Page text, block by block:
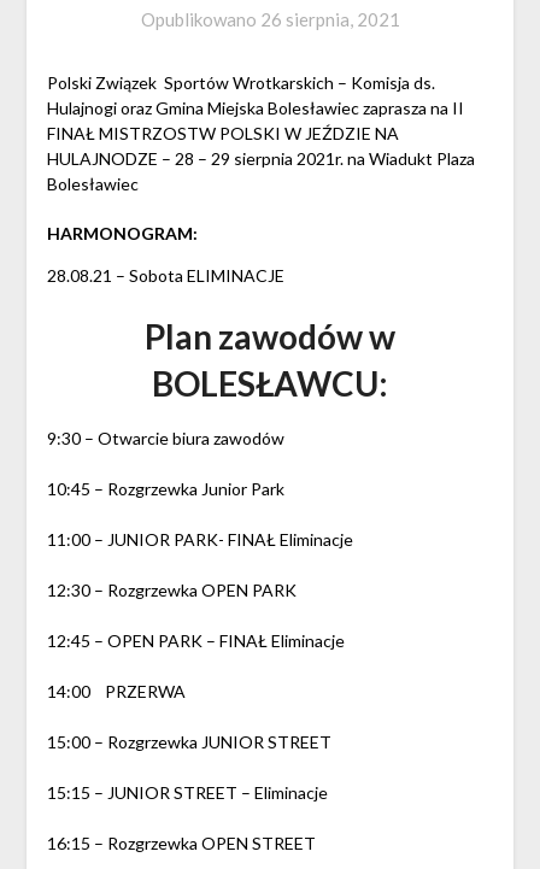
Opublikowano 26 sierpnia, 2021
Polski Związek Sportów Wrotkarskich – Komisja ds.
Hulajnogi oraz Gmina Miejska Bolesławiec zaprasza na II
FINAŁ MISTRZOSTW POLSKI W JEŹDZIE NA
HULAJNODZE – 28 – 29 sierpnia 2021r. na Wiadukt Plaza
Bolesławiec
HARMONOGRAM:
28.08.21 – Sobota ELIMINACJE
Plan zawodów w
BOLESŁAWCU:
9:30 – Otwarcie biura zawodów
10:45 – Rozgrzewka Junior Park
11:00 – JUNIOR PARK- FINAŁ Eliminacje
12:30 – Rozgrzewka OPEN PARK
12:45 – OPEN PARK – FINAŁ Eliminacje
14:00 PRZERWA
15:00 – Rozgrzewka JUNIOR STREET
15:15 – JUNIOR STREET – Eliminacje
16:15 – Rozgrzewka OPEN STREET